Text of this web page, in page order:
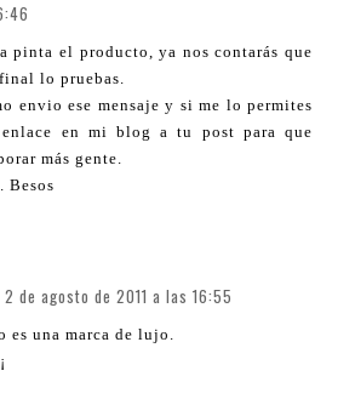
pinta el producto, ya nos contarás que
lo pruebas.
envio ese mensaje y si me lo permites
en mi blog a tu post para que
más gente.
Besos
2 de agosto de 2011 a las 16:55
es una marca de lujo.